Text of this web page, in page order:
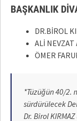
BAŞKANLIK
DR.BİROL
ALİ NEVZAT
ÖMER
*Tüzüğün 40/2.
sürdürülecek
Dr. Birol